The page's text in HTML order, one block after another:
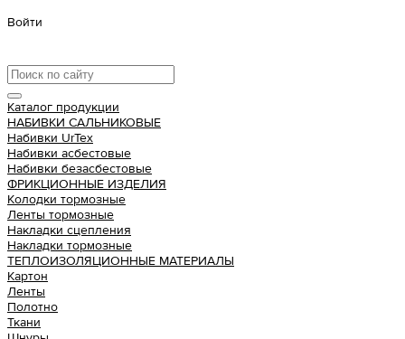
Войти
Каталог продукции
НАБИВКИ САЛЬНИКОВЫЕ
Набивки UrTex
Набивки асбестовые
Набивки безасбестовые
ФРИКЦИОННЫЕ ИЗДЕЛИЯ
Колодки тормозные
Ленты тормозные
Накладки сцепления
Накладки тормозные
ТЕПЛОИЗОЛЯЦИОННЫЕ МАТЕРИАЛЫ
Картон
Ленты
Полотно
Ткани